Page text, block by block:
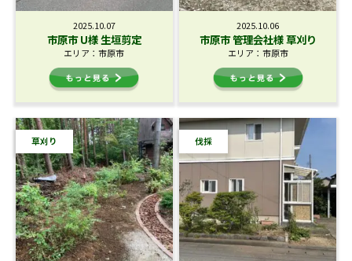
2025.10.07
市原市 U様 生垣剪定
エリア：市原市
2025.10.06
市原市 管理会社様 草刈り
エリア：市原市
草刈り 伐採